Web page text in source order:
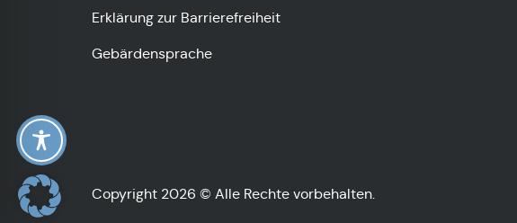
Erklärung zur Barrierefreiheit
Gebärdensprache
Copyright 2026 © Alle Rechte vorbehalten.